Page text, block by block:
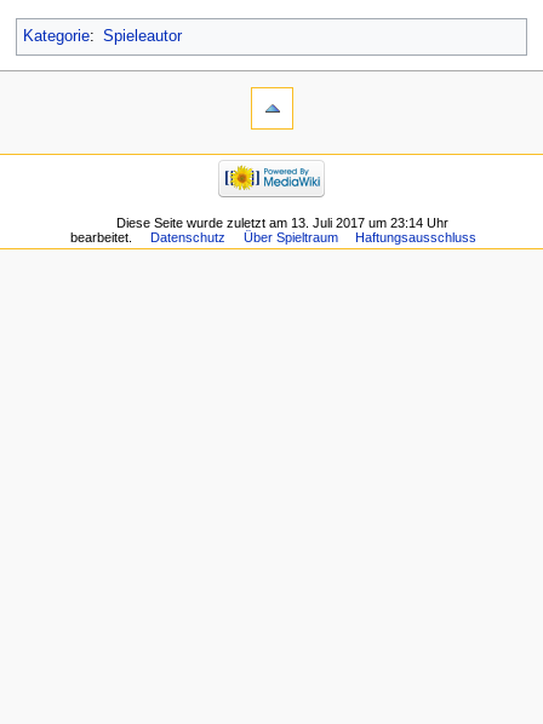
Kategorie: Spieleautor
Diese Seite wurde zuletzt am 13. Juli 2017 um 23:14 Uhr
bearbeitet.
Datenschutz Über Spieltraum Haftungsausschluss